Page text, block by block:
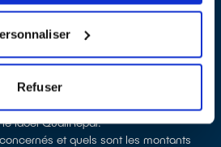
Refuser
d’appareils ce professionnel a
: à chaque famille
spécialisé et labellisé QualiRépar.
Réparation à Kembs ?
facture par le réparateur, le Bonus
chez tous les professionnels de la
label QualiRépar.
et quels sont les montants